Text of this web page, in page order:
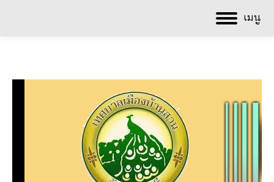
เมนู